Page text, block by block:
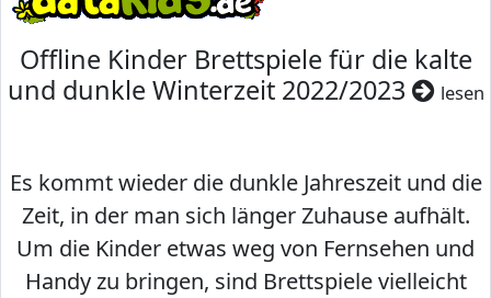
Offline Kinder Brettspiele für die kalte
und dunkle Winterzeit 2022/2023
lesen
Es kommt wieder die dunkle Jahreszeit und die
Zeit, in der man sich länger Zuhause aufhält.
Um die Kinder etwas weg von Fernsehen und
Handy zu bringen, sind Brettspiele vielleicht